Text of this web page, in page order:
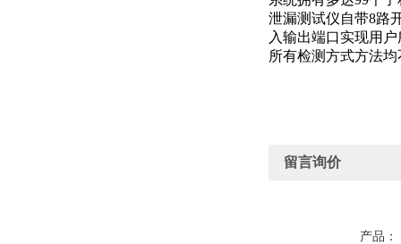
泄漏测试仪自带8路
入输出端口实现用
所有检测方式方法
留言询价
产品：